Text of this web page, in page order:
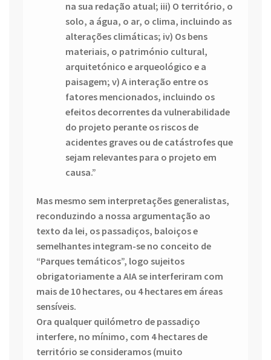
na sua redação atual; iii) O território, o
solo, a água, o ar, o clima, incluindo as
alterações climáticas; iv) Os bens
materiais, o património cultural,
arquitetónico e arqueológico e a
paisagem; v) A interação entre os
fatores mencionados, incluindo os
efeitos decorrentes da vulnerabilidade
do projeto perante os riscos de
acidentes graves ou de catástrofes que
sejam relevantes para o projeto em
causa.”
Mas mesmo sem interpretações generalistas,
reconduzindo a nossa argumentação ao
texto da lei, os passadiços, baloiços e
semelhantes integram-se no conceito de
“Parques temáticos”, logo sujeitos
obrigatoriamente a AIA se interferiram com
mais de 10 hectares, ou 4 hectares em áreas
sensíveis.
Ora qualquer quilómetro de passadiço
interfere, no mínimo, com 4 hectares de
território se consideramos (muito